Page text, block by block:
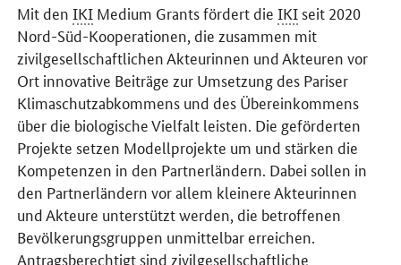
Mit denIKI Medium Grantsfördert dieIKI seit 2020
Nord-Süd-Kooperationen, die zusammen mit
zivilgesellschaftlichen Akteurinnen und Akteuren vor
Ort innovative Beiträge zur Umsetzung des Pariser
Klimaschutzabkommens und des Übereinkommens
über die biologische Vielfalt leisten. Die geförderten
Projekte setzen Modellprojekte um und stärken die
Kompetenzen in den Partnerländern. Dabei sollen in
den Partnerländern vor allem kleinere Akteurinnen
und Akteure unterstützt werden, die betroffenen
Bevölkerungsgruppen unmittelbar erreichen.
Antragsberechtigt sind zivilgesellschaftliche